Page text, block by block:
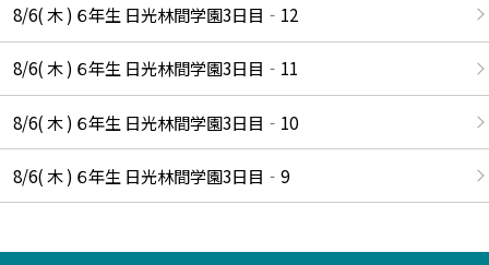
8/6( 木 ) ６年生 日光林間学園3日目‐12
8/6( 木 ) ６年生 日光林間学園3日目‐11
8/6( 木 ) ６年生 日光林間学園3日目‐10
8/6( 木 ) ６年生 日光林間学園3日目‐9